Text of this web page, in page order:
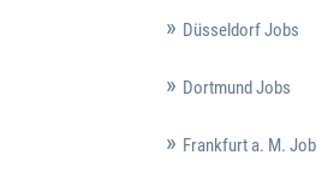
Düsseldorf Jobs
Dortmund Jobs
Frankfurt a. M.